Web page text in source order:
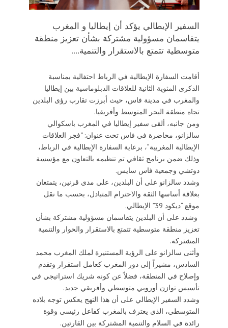
السفير الإيطالي يؤكد أن إيطاليا و المغرب
يتقاسمان مسؤولية مشتركة بشأن تعزيز منطقة
متوسطية تتمتع بالاستقرار والتنمية....
أقامت السفارة الإيطالية في الرباط احتفالية بمناسبة
الذكرى المئوية الثانية للعلاقات الدبلوماسية بين إيطاليا
والمغرب في مدينة فاس، حيث أبرزت تقارب رؤى البلدين
تجاه منطقة البحر المتوسط ​​وأفريقيا.
ومن جانبه، ألقى سفير إيطاليا في المغرب باسكوالي
سالزانو، محاضرة في فاس تحت عنوان: “فجر العلاقات
الإيطالية المغربية”، برعاية السفارة الإيطالية في الرباط،
وذلك ضمن برنامج ثقافي تم تنظيمه بالتعاون مع مؤسسة
دوتشي وجمعية فاس سايس.
وشدد سالزانو على أن البلدين، على مدى قرنين، يتمتعان
بعلاقة أساسها الثقة والاحترام المتبادل، بحسب ما نقل
موقع “ديكود 39” الإيطالي.
وشدد على أن البلدين يتقاسمان مسؤولية مشتركة بشأن
تعزيز منطقة متوسطية تتمتع بالاستقرار والحوار والتنمية
المشتركة.
وأثنى سالزانو على الرؤية المستنيرة لملك المغرب محمد
السادس، مشيراً إلى دور المغرب كعامل استقرار وتقدم
وإصلاح في المنطقة، فضلاً عن كونه شريك استراتيجي في
تأسيس توازن أوروبي متوسطي وأفريقي جديد.
وشدد السفير الإيطالي على أن هذا النهج يعكس توجه بلاده
المتوسطي، الذي يعترف بالمغرب كفاعل رئيسي وقوة
رائدة في السلام والتنمية المشتركة بين القارتين.